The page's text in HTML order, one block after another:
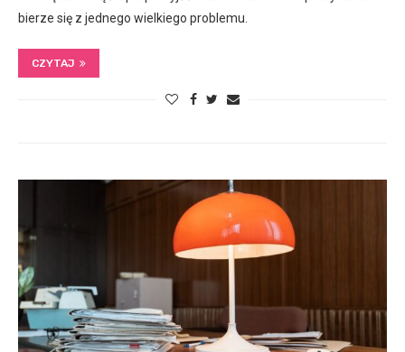
bierze się z jednego wielkiego problemu.
CZYTAJ